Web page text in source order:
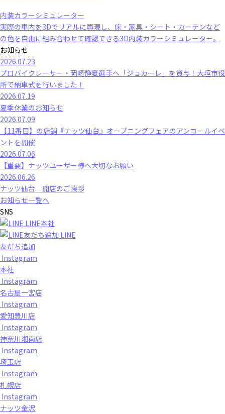
内装カラーシミュレーター
実際の車内を3Dでリアルに再現し、床・家具・シート・カーテンなど
の色を自由に組み合わせて確認できる3D内装カラーシミュレーター。
お知らせ
2026.07.23
プロバイクレーサー・岡崎静夏選手へ「ジョカーレ」を貸与！大垣市役
所で納車式を行いました！
2026.07.19
夏季休業のお知らせ
2026.07.09
【11番目】の店舗『ナッツ仙台』オープニングフェアのアンコールイベ
ントを開催
2026.07.06
【重要】ナッツユーザー様へ大切なお願い
2026.06.26
ナッツ仙台 開店のご挨拶
お知らせ一覧へ
SNS
LINE本社
LINE
友だち追加
Instagram
本社
Instagram
名古屋一宮店
Instagram
愛知豊川店
Instagram
神奈川湘南店
Instagram
埼玉店
Instagram
札幌店
Instagram
ナッツ金沢